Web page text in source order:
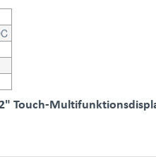
Touch-